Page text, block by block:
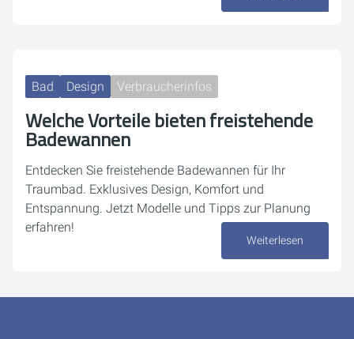
Bad Design Verbraucherinfos
Welche Vorteile bieten freistehende
Badewannen
Entdecken Sie freistehende Badewannen für Ihr
Traumbad. Exklusives Design, Komfort und
Entspannung. Jetzt Modelle und Tipps zur Planung
erfahren!
Weiterlesen